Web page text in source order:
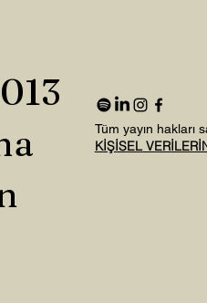
Tüm yayın hakları
KİŞİSEL